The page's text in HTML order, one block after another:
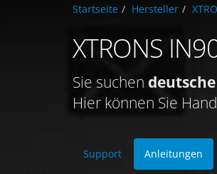
Startseite Hersteller
XTRONS
Sie suchen
Hier können Sie
Support Anleitungen